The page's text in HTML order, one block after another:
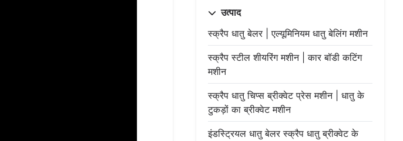
उत्पाद
स्क्रैप धातु बेलर | एल्यूमिनियम धातु बेलिंग मशीन
स्क्रैप स्टील शीयरिंग मशीन | कार बॉडी कटिंग
मशीन
स्क्रैप धातु चिप्स ब्रीक्वेट प्रेस मशीन | धातु के
टुकड़ों का ब्रीक्वेट मशीन
इंडस्ट्रियल धातु बेलर स्क्रैप धातु ब्रीक्वेट के